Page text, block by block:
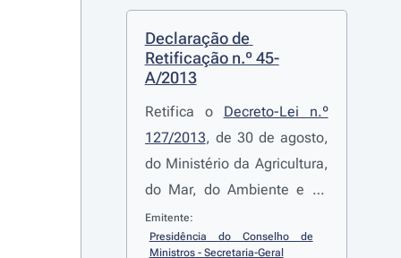
Declaração de
Retificação n.º 45-
A/2013
Retifica o Decreto-Lei n.º
127/2013, de 30 de agosto,
do Ministério da Agricultura,
do Mar, do Ambiente e do
Ordenamento do Território,
que estabelece o regime de
Emitente:
Presidência do Conselho de
Ministros - Secretaria-Geral